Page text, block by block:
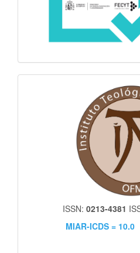
ISSN: 0213-4381
MIAR-ICDS = 10.0